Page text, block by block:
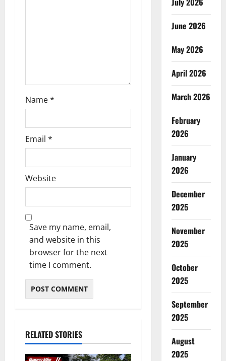
Name*
Email *
Website
Save my name, email,
and website in this
browser for the next
time I comment.
RELATED STORIES
June 2026
May 2026
April 2026
March 2026
February
2026
January
2026
December
2025
November
2025
October
2025
September
2025
August
2025